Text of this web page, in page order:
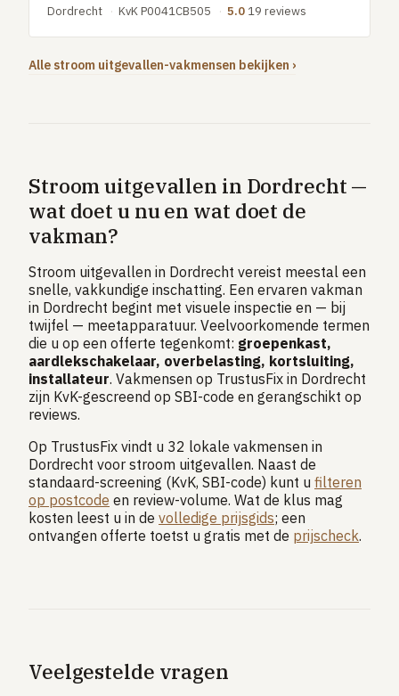
Dordrecht · KvK P0041CB505 · 5.0 19 reviews
Alle stroom uitgevallen-vakmensen bekijken ›
Stroom uitgevallen in Dordrecht —
wat doet u nu en wat doet de
vakman?
Stroom uitgevallen in Dordrecht vereist meestal een
snelle, vakkundige inschatting. Een ervaren vakman
in Dordrecht begint met visuele inspectie en — bij
twijfel — meetapparatuur. Veelvoorkomende termen
die u op een offerte tegenkomt: groepenkast,
aardlekschakelaar, overbelasting, kortsluiting,
installateur. Vakmensen op TrustusFix in Dordrecht
zijn KvK-gescreend op SBI-code en gerangschikt op
reviews.
Op TrustusFix vindt u 32 lokale vakmensen in
Dordrecht voor stroom uitgevallen. Naast de
standaard-screening (KvK, SBI-code) kunt u filteren
op postcode en review-volume. Wat de klus mag
kosten leest u in de volledige prijsgids; een
ontvangen offerte toetst u gratis met de prijscheck.
Veelgestelde vragen